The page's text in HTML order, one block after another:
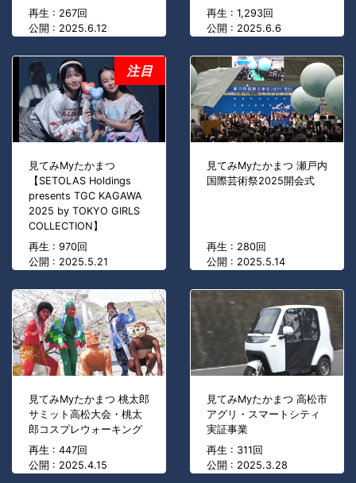
再生 : 267回
公開 : 2025.6.12
再生 : 1,293回
公開 : 2025.6.6
見てみMyたかまつ
【SETOLAS Holdings
presents TGC KAGAWA
2025 by TOKYO GIRLS
COLLECTION】
再生 : 970回
公開 : 2025.5.21
注目
見てみMyたかまつ 瀬戸内
国際芸術祭2025開会式
再生 : 280回
公開 : 2025.5.14
見てみMyたかまつ 桃太郎
サミット高松大会・桃太
郎コスプレウォーキング
再生 : 447回
公開 : 2025.4.15
見てみMyたかまつ 高松市
アグリ・スマートシティ
実証事業
再生 : 311回
公開 : 2025.3.28